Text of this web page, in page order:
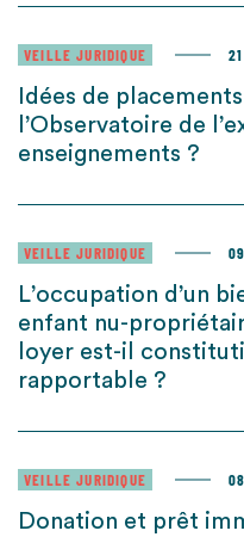
VEILLE JURIDIQUE
Idées de
l’Observatoire de
enseignements ?
VEILLE JURIDIQUE
L’occupation d’un
enfant nu-
loyer est-il
rapportable ?
VEILLE JURIDIQUE
Donation et prêt